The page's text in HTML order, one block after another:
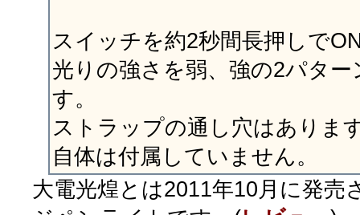
スイッチを約2秒間長押しで
光りの強さを弱、強の2パタ
す。
ストラップの通し穴はありま
自体は付属していません。
大電光煌とは2011年10月に発売